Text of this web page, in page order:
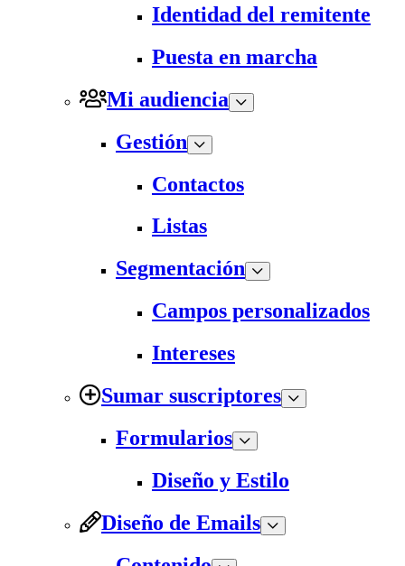
Identidad del remitente
Puesta en marcha
Mi audiencia
Gestión
Contactos
Listas
Segmentación
Campos personalizados
Intereses
Sumar suscriptores
Formularios
Diseño y Estilo
Diseño de Emails